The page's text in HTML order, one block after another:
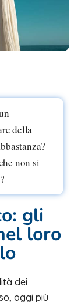
della
non si
gli
loro
dei
oggi più